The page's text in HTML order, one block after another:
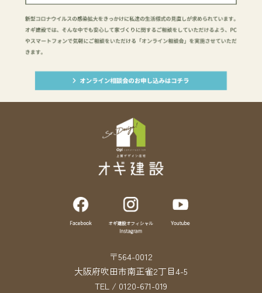
〒564-0012
大阪府吹田市南正雀2丁目4-5
TEL / 0120-671-019